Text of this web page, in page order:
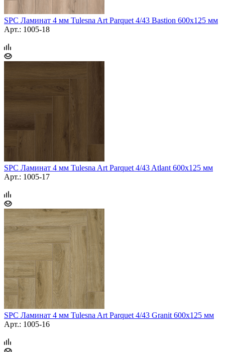
SPC Ламинат 4 мм Tulesna Art Parquet 4/43 Bastion 600х125 мм
Арт.: 1005-18
SPC Ламинат 4 мм Tulesna Art Parquet 4/43 Atlant 600х125 мм
Арт.: 1005-17
SPC Ламинат 4 мм Tulesna Art Parquet 4/43 Granit 600х125 мм
Арт.: 1005-16